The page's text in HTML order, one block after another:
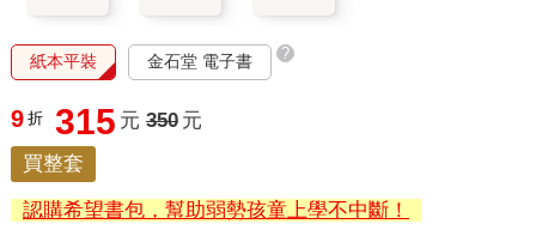
紙本平裝 金石堂 電子書 ?
9 折 315 元 350 元
買整套
認購希望書包，幫助弱勢孩童上學不中斷！